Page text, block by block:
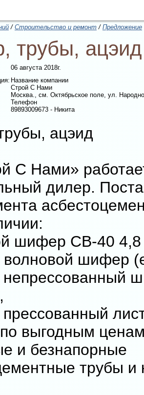
/Строительство и ремонт/Предложение
трубы, ацэид
06 августа 2018г.
Название компании
Строй С Нами
Москва., см. Октябрьское поле, ул.
Телефон
89893009673 - Никита
ацэид
С Нами»
дилер.
шифер СВ-40
волновой шифер
непрессованный
выгодным
и безнапорные
трубы